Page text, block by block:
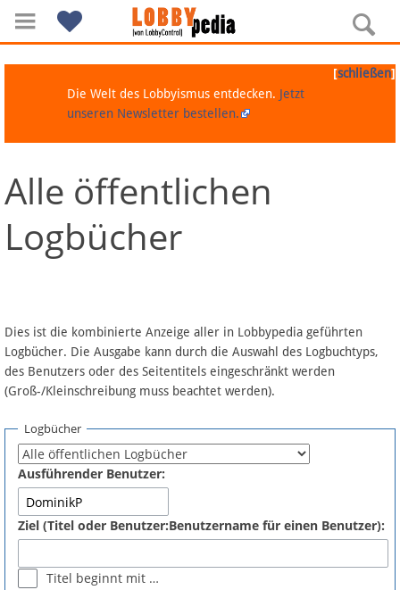
Navigation
Über Lobbypedia
Artikel nach Kategorien
FAQ
Fördermitglied werden
Fehler melden
[schließen]
Die Welt des Lobbyismus entdecken. Jetzt
unseren Newsletter bestellen.
Alle öffentlichen
Logbücher
Dies ist die kombinierte Anzeige aller in Lobbypedia geführten
Logbücher. Die Ausgabe kann durch die Auswahl des Logbuchtyps,
des Benutzers oder des Seitentitels eingeschränkt werden
(Groß-/Kleinschreibung muss beachtet werden).
Logbücher
Ausführender Benutzer:
Ziel (Titel oder Benutzer:Benutzername für einen Benutzer):
Titel beginnt mit …